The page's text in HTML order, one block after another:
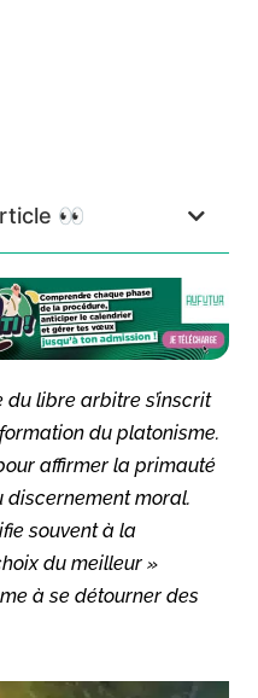
👀
libre arbitre s’inscrit
du platonisme.
affirmer la primauté
discernement moral.
souvent à la
du meilleur »
à se détourner des